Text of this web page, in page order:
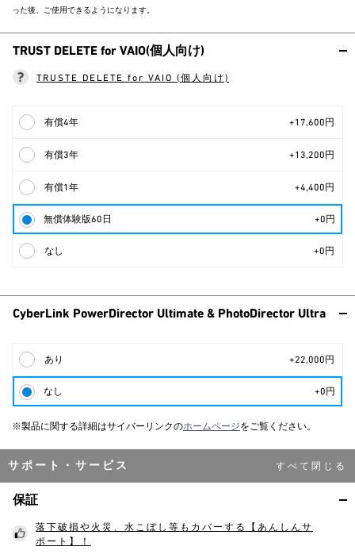
った後、ご使用できるようになります。
TRUST DELETE for VAIO(個人向け)
TRUSTE DELETE for VAIO (個人向け)
有償4年 +17,600円
有償3年 +13,200円
有償1年 +4,400円
無償体験版60日 +0円
なし +0円
CyberLink PowerDirector Ultimate & PhotoDirector Ultra
あり +22,000円
なし +0円
※製品に関する詳細はサイバーリンクのホームページをご覧ください。
サポート・サービス
保証
落下破損や火災、水こぼし等もカバーする【あんしんサ
ポート】！